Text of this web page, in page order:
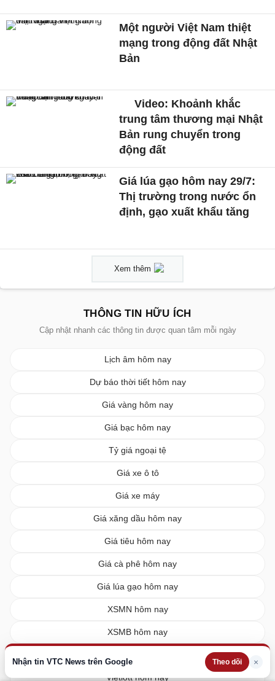
Nhận tin VTC News trên Google Theo dõi ×
Một người Việt Nam thiệt
mạng trong động đất Nhật
Bản
Video: Khoảnh khắc
trung tâm thương mại Nhật
Bản rung chuyển trong
động đất
Giá lúa gạo hôm nay 29/7:
Thị trường trong nước ổn
định, gạo xuất khẩu tăng
Xem thêm
THÔNG TIN HỮU ÍCH
Cập nhật nhanh các thông tin được quan tâm mỗi ngày
Lịch âm hôm nay
Dự báo thời tiết hôm nay
Giá vàng hôm nay
Giá bạc hôm nay
Tỷ giá ngoại tệ
Giá xe ô tô
Giá xe máy
Giá xăng dầu hôm nay
Giá tiêu hôm nay
Giá cà phê hôm nay
Giá lúa gạo hôm nay
XSMN hôm nay
XSMB hôm nay
Vietlott hôm nay